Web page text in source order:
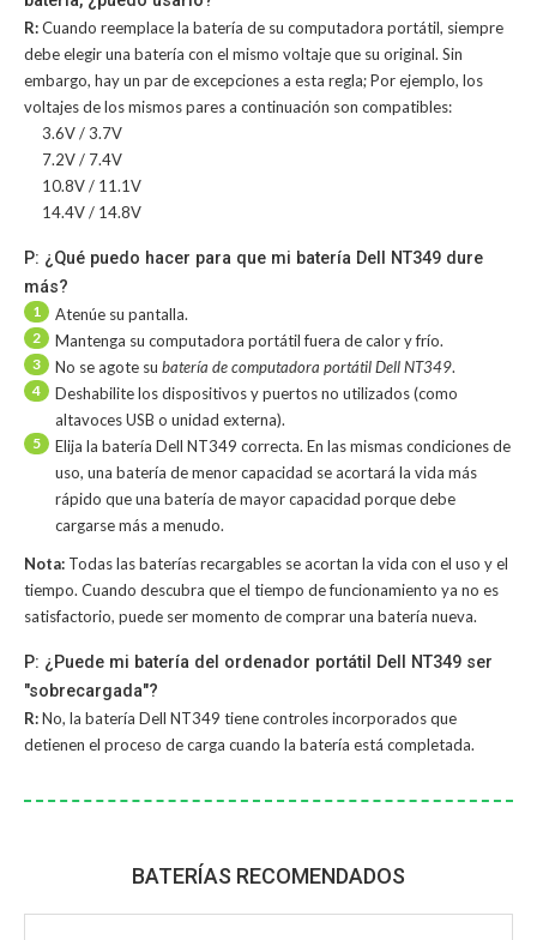
R:Cuando reemplace la batería de su computadora portátil, siempre
debe elegir una batería con el mismo voltaje que su original. Sin
embargo, hay un par de excepciones a esta regla; Por ejemplo, los
voltajes de los mismos pares a continuación son compatibles:
3.6V / 3.7V
7.2V / 7.4V
10.8V / 11.1V
14.4V / 14.8V
P: ¿Qué puedo hacer para que mi batería Dell NT349 dure
más?
1 Atenúe su pantalla.
2 Mantenga su computadora portátil fuera de calor y frío.
3 No se agote su batería de computadora portátil Dell NT349.
4
Deshabilite los dispositivos y puertos no utilizados (como
altavoces USB o unidad externa).
5
Elija la batería Dell NT349 correcta. En las mismas condiciones de
uso, una batería de menor capacidad se acortará la vida más
rápido que una batería de mayor capacidad porque debe
cargarse más a menudo.
Nota: Todas las baterías recargables se acortan la vida con el uso y el
tiempo. Cuando descubra que el tiempo de funcionamiento ya no es
satisfactorio, puede ser momento de comprar una batería nueva.
P: ¿Puede mi batería del ordenador portátil Dell NT349 ser
"sobrecargada"?
R:No, la batería Dell NT349 tiene controles incorporados que
detienen el proceso de carga cuando la batería está completada.
BATERÍAS RECOMENDADOS